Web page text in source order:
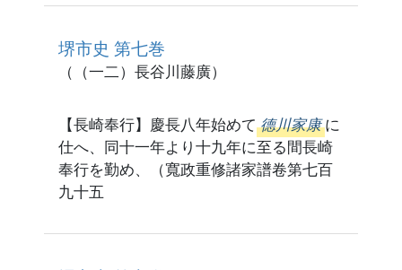
堺市史 第七巻
（（一二）長谷川藤廣）
【長崎奉行】慶長八年始めて 德川家康 に
仕へ、同十一年より十九年に至る間長崎
奉行を勤め、（寬政重修諸家譜卷第七百
九十五